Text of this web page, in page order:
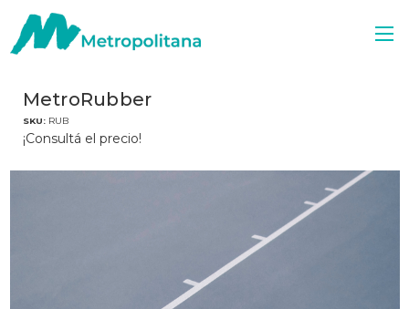
MetroRubber
SKU: RUB
¡Consultá el precio!